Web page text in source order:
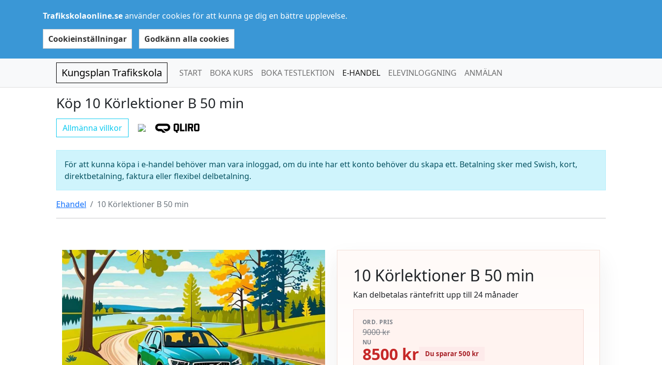
Trafikskolaonline.seanvänder cookies för att kunna ge dig en bättre upplevelse.
Cookieinställningar Godkänn alla cookies
Kungsplan Trafikskola START BOKA KURS BOKA TESTLEKTION E-HANDEL ELEVINLOGGNING ANMÄLAN
Köp 10 Körlektioner B 50 min
Allmänna villkor
För att kunna köpa i e-handel behöver man vara inloggad, om du inte har ett konto behöver du skapa ett. Betalning sker med Swish, kort,
direktbetalning, faktura eller flexibel delbetalning.
Ehandel 10 Körlektioner B 50 min
10 Körlektioner B 50 min
Kan delbetalas räntefritt upp till 24 månader
ORD. PRIS
9000 kr
NU
8500 kr Du sparar 500 kr